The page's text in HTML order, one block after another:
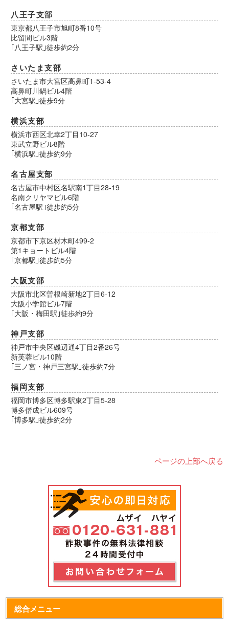
八王子支部
東京都八王子市旭町8番10号
比留間ビル3階
｢八王子駅｣徒歩約2分
さいたま支部
さいたま市大宮区高鼻町1-53-4
高鼻町川鍋ビル4階
｢大宮駅｣徒歩9分
横浜支部
横浜市西区北幸2丁目10-27
東武立野ビル8階
｢横浜駅｣徒歩約9分
名古屋支部
名古屋市中村区名駅南1丁目28-19
名南クリヤマビル6階
｢名古屋駅｣徒歩約5分
京都支部
京都市下京区材木町499-2
第1キョートビル4階
｢京都駅｣徒歩約5分
大阪支部
大阪市北区曽根崎新地2丁目6-12
大阪小学館ビル7階
｢大阪・梅田駅｣徒歩約9分
神戸支部
神戸市中央区磯辺通4丁目2番26号
新芙蓉ビル10階
｢三ノ宮・神戸三宮駅｣徒歩約7分
福岡支部
福岡市博多区博多駅東2丁目5-28
博多偕成ビル609号
｢博多駅｣徒歩約2分
ページの上部へ戻る
総合メニュー